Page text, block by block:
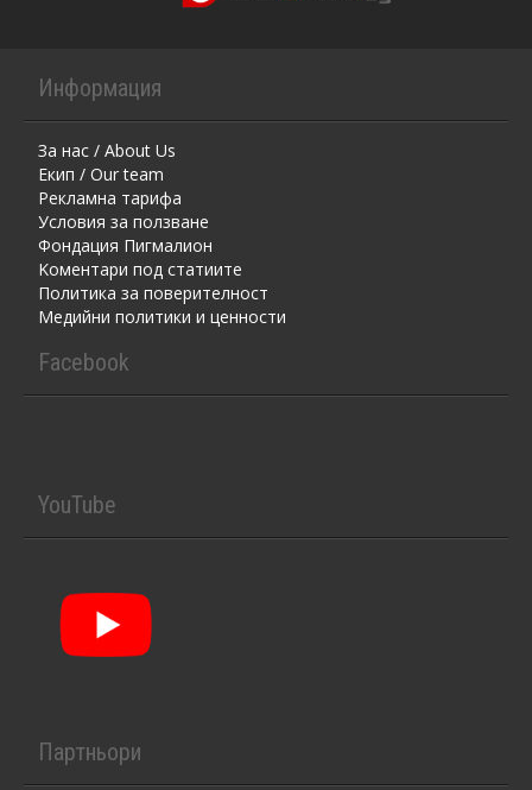
Информация
За нас / About Us
Екип / Our team
Рекламна тарифа
Условия за ползване
Фондация Пигмалион
Kоментaри под статиите
Политика за поверителност
Медийни политики и ценности
Facebook
YouTube
Партньори